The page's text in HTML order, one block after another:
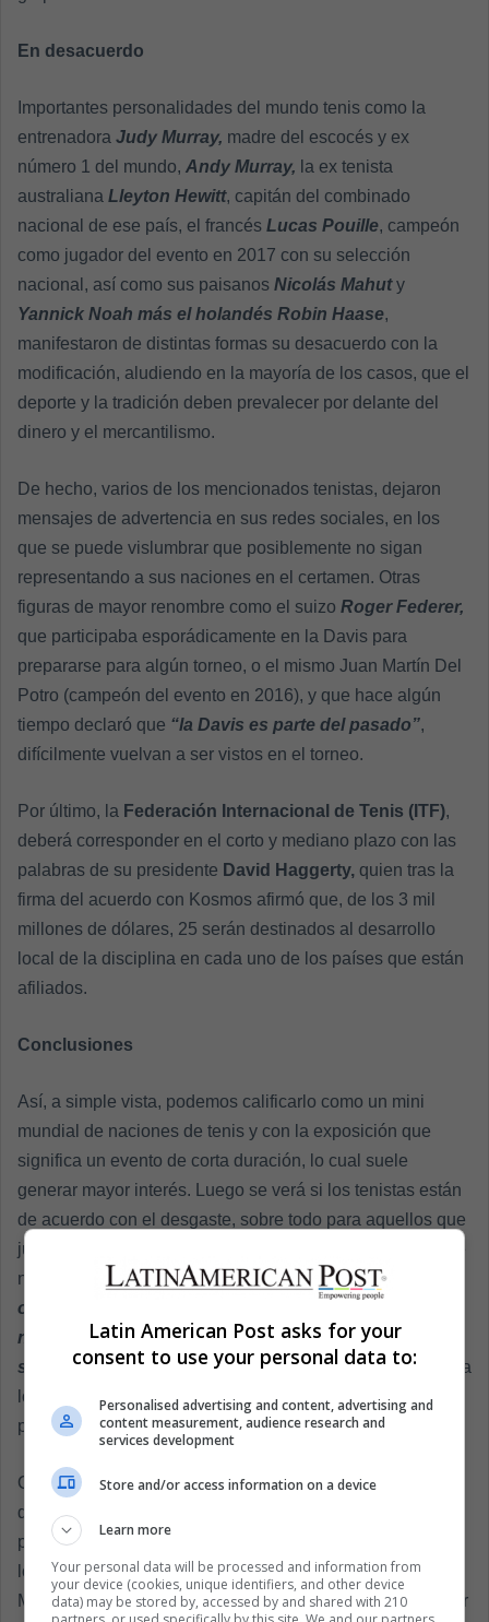
En desacuerdo
Importantes personalidades del mundo tenis como la
entrenadora Judy Murray, madre del escocés y ex
número 1 del mundo, Andy Murray, la ex tenista
australiana Lleyton Hewitt, capitán del combinado
nacional de ese país, el francés Lucas Pouille, campeón
como jugador del evento en 2017 con su selección
nacional, así como sus paisanos Nicolás Mahuty
Yannick Noah más el holandés Robin Haase,
manifestaron de distintas formas su desacuerdo con la
modificación, aludiendo en la mayoría de los casos, que el
deporte y la tradición deben prevalecer por delante del
dinero y el mercantilismo.
De hecho, varios de los mencionados tenistas, dejaron
mensajes de advertencia en sus redes sociales, en los
que se puede vislumbrar que posiblemente no sigan
representando a sus naciones en el certamen. Otras
figuras de mayor renombre como el suizo Roger Federer,
que participaba esporádicamente en la Davis para
prepararse para algún torneo, o el mismo Juan Martín Del
Potro (campeón del evento en 2016), y que hace algún
tiempo declaró que “la Davis es parte del pasado”,
difícilmente vuelvan a ser vistos en el torneo.
Por último, la Federación Internacional de Tenis (ITF),
deberá corresponder en el corto y mediano plazo con las
palabras de su presidente David Haggerty, quien tras la
firma del acuerdo con Kosmos afirmó que, de los 3 mil
millones de dólares, 25 serán destinados al desarrollo
local de la disciplina en cada uno de los países que están
afiliados.
Conclusiones
Así, a simple vista, podemos calificarlo como un mini
mundial de naciones de tenis y con la exposición que
significa un evento de corta duración, lo cual suele
generar mayor interés. Luego se verá si los tenistas están
de acuerdo con el desgaste, sobre todo para aquellos que
jueguen cinco series en poco más de una semana. Desde
nuestra óptica,tiene su lado positivo (para los
organizadores, inversionistas y espectadores) y
negativo (para los atletas y entrenadores, que al final
son quienes movilizan el espectáculo). Prepárense para
los encontronazos entre ambos sectores durante la
primera edición -bajo este formato- el año entrante.
Otro punto que complica un acuerdo, es que ambas fases
del nuevo formato se juegan inmediatamente después de
paradas tan importantes del calendario como Australia en
lo que a Grand Slam respecta, o Londres en los ATP
Master. Un detalle que la nueva organización debió prever
Latin American Post asks for your
consent to use your personal data to:
Personalised advertising and content, advertising and
content measurement, audience research and
services development
Store and/or access information on a device
Learn more
Your personal data will be processed and information from
your device (cookies, unique identifiers, and other device
data) may be stored by, accessed by and shared with 210